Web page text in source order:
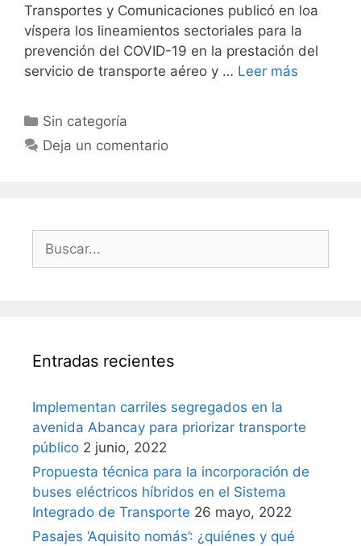
Transportes y Comunicaciones publicó en loa
víspera los lineamientos sectoriales para la
prevención del COVID-19 en la prestación del
servicio de transporte aéreo y … Leer más
Sin categoría
Deja un comentario
Entradas recientes
Implementan carriles segregados en la
avenida Abancay para priorizar transporte
público 2 junio, 2022
Propuesta técnica para la incorporación de
buses eléctricos híbridos en el Sistema
Integrado de Transporte 26 mayo, 2022
Pasajes ‘Aquisito nomás’: ¿quiénes y qué